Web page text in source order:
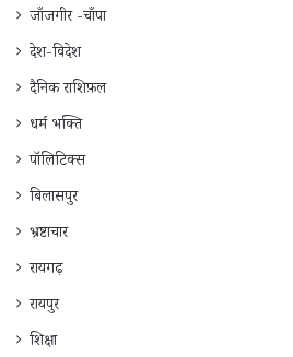
जाँजगीर -चाँपा
देश-विदेश
दैनिक राशिफ़ल
धर्म भक्ति
पॉलिटिक्स
बिलासपुर
भ्रष्टाचार
रायगढ़
रायपुर
शिक्षा